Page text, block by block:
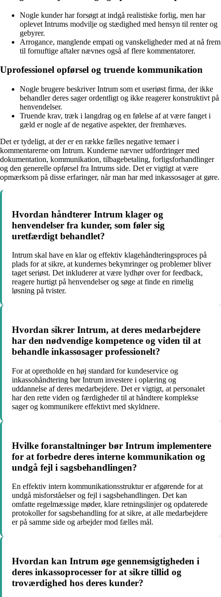
Nogle kunder har forsøgt at indgå realistiske forlig, men har
oplevet Intrums modvilje og stædighed med hensyn til renter og
gebyrer.
Arrogance, manglende empati og vanskeligheder med at nå frem
til fornuftige aftaler nævnes også af flere kommentatorer.
Uprofessionel opførsel og truende kommunikation
Nogle brugere beskriver Intrum som et useriøst firma, der ikke
behandler deres sager ordentligt og ikke reagerer konstruktivt på
henvendelser.
Truende krav, træk i langdrag og en følelse af at være fanget i
gæld er nogle af de negative aspekter, der fremhæves.
Det er tydeligt, at der er en række fælles negative temaer i
kommentarerne om Intrum. Kunderne nævner udfordringer med
dokumentation, kommunikation, tilbagebetaling, forligsforhandlinger
og den generelle opførsel fra Intrums side. Det er vigtigt at være
opmærksom på disse erfaringer, når man har med inkassosager at gøre.
Hvordan håndterer Intrum klager og
henvendelser fra kunder, som føler sig
uretfærdigt behandlet?
Intrum skal have en klar og effektiv klagehåndteringsproces på
plads for at sikre, at kundernes bekymringer og problemer bliver
taget seriøst. Det inkluderer at være lydhør over for feedback,
reagere hurtigt på henvendelser og søge at finde en rimelig
løsning på tvister.
Hvordan sikrer Intrum, at deres medarbejdere
har den nødvendige kompetence og viden til at
behandle inkassosager professionelt?
For at opretholde en høj standard for kundeservice og
inkassohåndtering bør Intrum investere i oplæring og
uddannelse af deres medarbejdere. Det er vigtigt, at personalet
har den rette viden og færdigheder til at håndtere komplekse
sager og kommunikere effektivt med skyldnere.
Hvilke foranstaltninger bør Intrum implementere
for at forbedre deres interne kommunikation og
undgå fejl i sagsbehandlingen?
En effektiv intern kommunikationsstruktur er afgørende for at
undgå misforståelser og fejl i sagsbehandlingen. Det kan
omfatte regelmæssige møder, klare retningslinjer og opdaterede
protokoller for sagsbehandling for at sikre, at alle medarbejdere
er på samme side og arbejder mod fælles mål.
Hvordan kan Intrum øge gennemsigtigheden i
deres inkassoprocesser for at sikre tillid og
troværdighed hos deres kunder?